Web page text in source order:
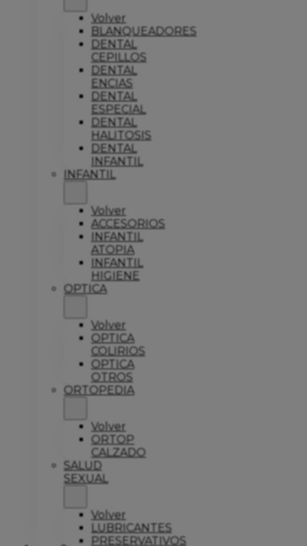
Volver
BLANQUEADORES
DENTAL
CEPILLOS
DENTAL
ENCIAS
DENTAL
ESPECIAL
DENTAL
HALITOSIS
DENTAL
INFANTIL
INFANTIL
Volver
ACCESORIOS
INFANTIL
ATOPIA
INFANTIL
HIGIENE
OPTICA
Volver
OPTICA
COLIRIOS
OPTICA
OTROS
ORTOPEDIA
Volver
ORTOP
CALZADO
SALUD
SEXUAL
Volver
LUBRICANTES
PRESERVATIVOS